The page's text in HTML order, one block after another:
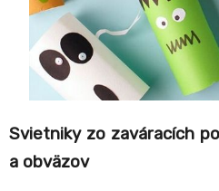
Svietniky zo zaváracích
a obväzov